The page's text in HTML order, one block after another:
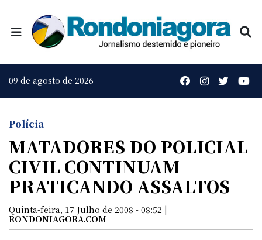
09 de agosto de 2026
Polícia
MATADORES DO POLICIAL
CIVIL CONTINUAM
PRATICANDO ASSALTOS
Quinta-feira, 17 Julho de 2008 - 08:52 |
RONDONIAGORA.COM